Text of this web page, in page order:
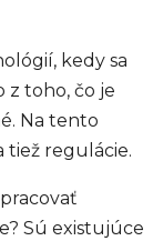
kedy sa
z toho, čo je
Na tento
tiež regulácie.
Sú existujúce